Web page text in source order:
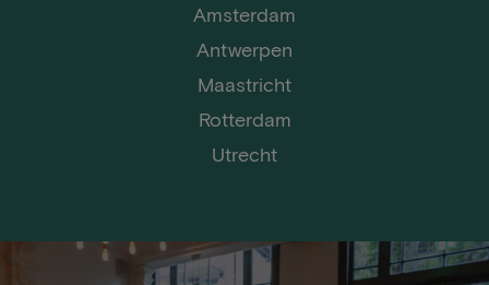
Amsterdam
Antwerpen
Maastricht
Rotterdam
Utrecht